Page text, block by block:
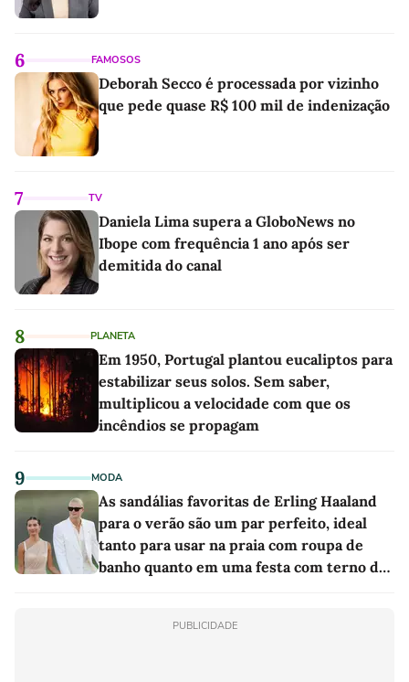
6 FAMOSOS
Deborah Secco é processada por vizinho
que pede quase R$ 100 mil de indenização
7 TV
Daniela Lima supera a GloboNews no
Ibope com frequência 1 ano após ser
demitida do canal
8 PLANETA
Em 1950, Portugal plantou eucaliptos para
estabilizar seus solos. Sem saber,
multiplicou a velocidade com que os
incêndios se propagam
9 MODA
As sandálias favoritas de Erling Haaland
para o verão são um par perfeito, ideal
tanto para usar na praia com roupa de
banho quanto em uma festa com terno de
PUBLICIDADE